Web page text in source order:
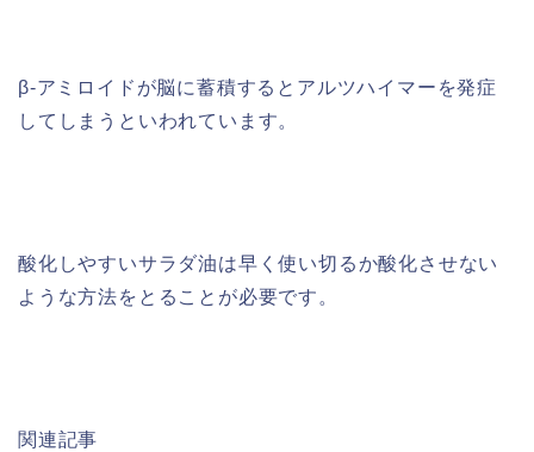
β-アミロイドが脳に蓄積するとアルツハイマーを発症
してしまうといわれています。
酸化しやすいサラダ油は早く使い切るか酸化させない
ような方法をとることが必要です。
関連記事